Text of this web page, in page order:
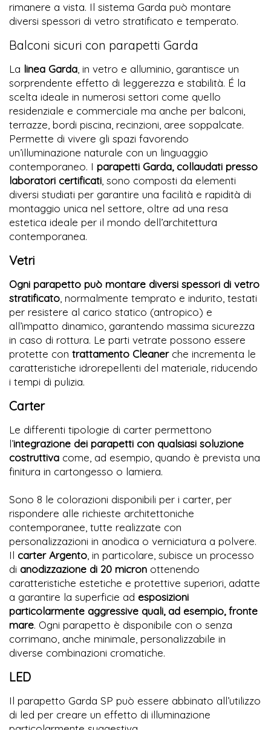
rimanere a vista. Il sistema Garda può montare
diversi spessori di vetro stratificato e temperato.
Balconi sicuri con parapetti Garda
La linea Garda , in vetro e alluminio, garantisce un
sorprendente effetto di leggerezza e stabilità. É la
scelta ideale in numerosi settori come quello
residenziale e commerciale ma anche per balconi,
terrazze, bordi piscina, recinzioni, aree soppalcate.
Permette di vivere gli spazi favorendo
un’illuminazione naturale con un linguaggio
contemporaneo. I parapetti Garda, collaudati presso
laboratori certificati , sono composti da elementi
diversi studiati per garantire una facilità e rapidità di
montaggio unica nel settore, oltre ad una resa
estetica ideale per il mondo dell’architettura
contemporanea.
Vetri
Ogni parapetto può montare diversi spessori di vetro
stratificato , normalmente temprato e indurito, testati
per resistere al carico statico (antropico) e
all’impatto dinamico, garantendo massima sicurezza
in caso di rottura. Le parti vetrate possono essere
protette con trattamento Cleanerche incrementa le
caratteristiche idrorepellenti del materiale, riducendo
i tempi di pulizia.
Carter
Le differenti tipologie di carter permettono
l’integrazione dei parapetti con qualsiasi soluzione
costruttiva come, ad esempio, quando è prevista una
finitura in cartongesso o lamiera.
Sono 8 le colorazioni disponibili per i carter, per
rispondere alle richieste architettoniche
contemporanee, tutte realizzate con
personalizzazioni in anodica o verniciatura a polvere.
Il carter Argento , in particolare, subisce un processo
di anodizzazione di 20 micron ottenendo
caratteristiche estetiche e protettive superiori, adatte
a garantire la superficie ad esposizioni
particolarmente aggressive quali, ad esempio, fronte
mare. Ogni parapetto è disponibile con o senza
corrimano, anche minimale, personalizzabile in
diverse combinazioni cromatiche.
LED
Il parapetto Garda SP può essere abbinato all’utilizzo
di led per creare un effetto di illuminazione